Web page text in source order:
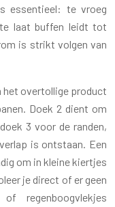
essentieel: te vroeg
laat buffen leidt tot
is strikt volgen van
het overtollige product
Doek 2 dient om
3 voor de randen,
is ontstaan. Een
om in kleine kiertjes
je direct of er geen
regenboogvlekjes